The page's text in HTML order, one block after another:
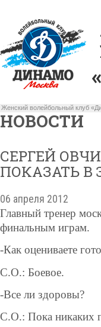
Женский волейбольный клуб
НОВОСТИ
СЕРГЕЙ
ПОКАЗАТЬ В
06 апреля 2012
Главный тренер
финальным играм.
-Как оцениваете
С.О.: Боевое.
-Все ли здоровы?
С.О.: Пока никаких